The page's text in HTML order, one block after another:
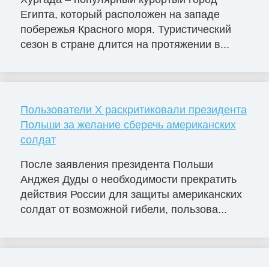
Египта, который расположен на западе
побережья Красного моря. Туристический
сезон в стране длится на протяжении в...
Пользователи X раскритиковали президента
Польши за желание сберечь американских
солдат
После заявления президента Польши
Анджея Дуды о необходимости прекратить
действия России для защиты американских
солдат от возможной гибели, пользова...